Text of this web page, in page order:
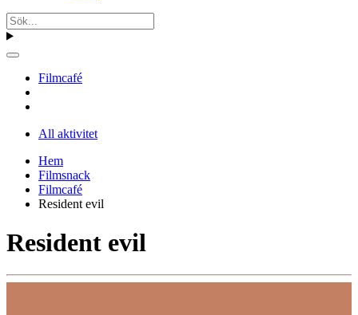
Filmcafé
All aktivitet
Hem
Filmsnack
Filmcafé
Resident evil
Resident evil